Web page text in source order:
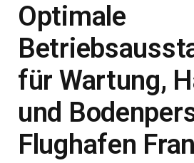
Optimale
für Wartung,
und
Flughafen